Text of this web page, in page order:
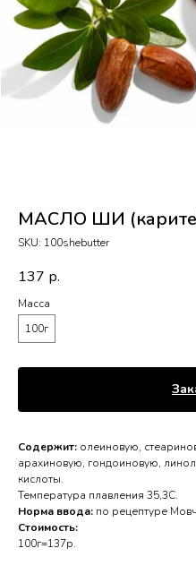
МАСЛО ШИ
SKU: 100shebutter
137 р.
Масса
100г
Содержит: олеиновую,
арахиновую, гондоиновую,
кислоты.
Температура плавления 35,3С.
Норма ввода: по рецептуре
Стоимость:
100г=137р.